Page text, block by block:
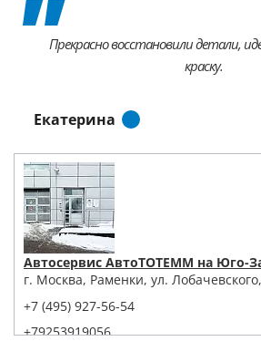
Прекрасно восстановили детали,
краску.
Екатерина
Автосервис АвтоТОТЕММ на Юго-
г. Москва, Раменки, ул.
+7 (495) 927-56-54
+79253919056